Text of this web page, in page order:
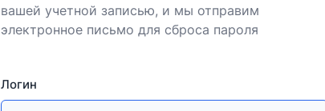
вашей учетной записью, и мы отправим
электронное письмо для сброса пароля
Логин